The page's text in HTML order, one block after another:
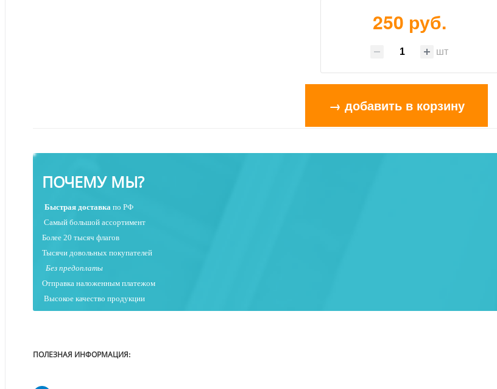
250 руб.
шт
→ добавить в корзину
ПОЧЕМУ МЫ?
Быстрая доставка по РФ
Самый большой ассортимент
Более 20 тысяч флагов
Тысячи довольных покупателей
Без предоплаты
Отправка наложенным платежом
Высокое качество продукции
ПОЛЕЗНАЯ ИНФОРМАЦИЯ: